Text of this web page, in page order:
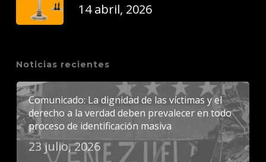
14 abril, 2026
Noticias recientes
Comunicado: La dignidad de las víctimas y el
derecho a la verdad deben prevalecer en todo
proceso de identificación masiva
23 julio, 2026